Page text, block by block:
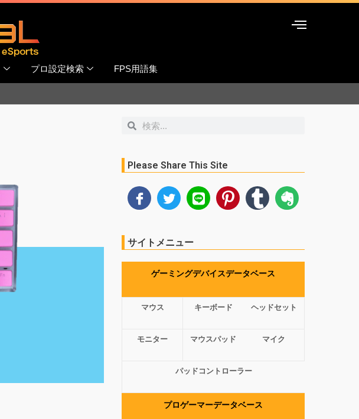
プロ設定検索 FPS用語集
検
検
Please Share This Site
サイトメニュー
ゲーミングデバイスデータベース
マウス キーボード ヘッドセット
モニター マウスパッド マイク
パッドコントローラー
プロゲーマーデータベース